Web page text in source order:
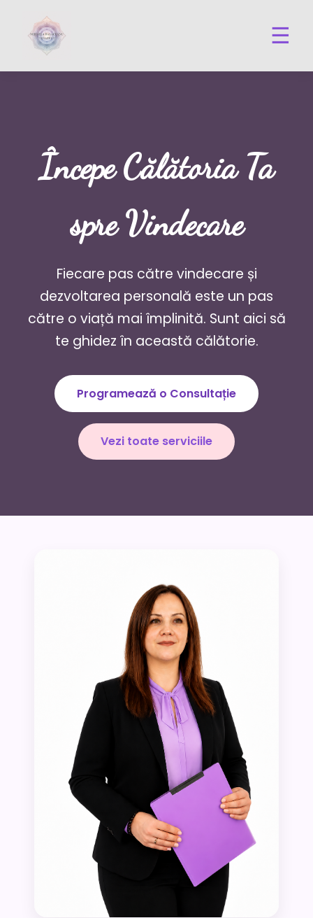
☰
Începe Călătoria Ta
spre Vindecare
Fiecare pas către vindecare și
dezvoltarea personală este un pas
către o viață mai împlinită. Sunt aici să
te ghidez în această călătorie.
Programează o Consultație
Vezi toate serviciile